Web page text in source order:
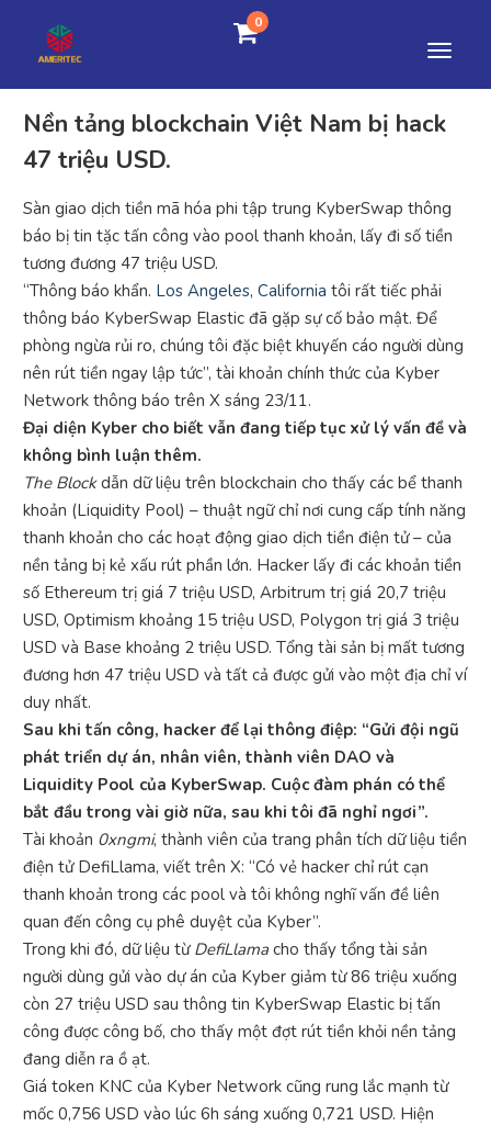
0
Nền tảng blockchain Việt Nam bị hack
47 triệu USD.
Sàn giao dịch tiền mã hóa phi tập trung KyberSwap thông
báo bị tin tặc tấn công vào pool thanh khoản, lấy đi số tiền
tương đương 47 triệu USD.
“Thông báo khẩn. Los Angeles, California tôi rất tiếc phải
thông báo KyberSwap Elastic đã gặp sự cố bảo mật. Để
phòng ngừa rủi ro, chúng tôi đặc biệt khuyến cáo người dùng
nên rút tiền ngay lập tức”, tài khoản chính thức của Kyber
Network thông báo trên X sáng 23/11.
Đại diện Kyber cho biết vẫn đang tiếp tục xử lý vấn đề và
không bình luận thêm.
The Blockdẫn dữ liệu trên blockchain cho thấy các bể thanh
khoản (Liquidity Pool) – thuật ngữ chỉ nơi cung cấp tính năng
thanh khoản cho các hoạt động giao dịch tiền điện tử – của
nền tảng bị kẻ xấu rút phần lớn. Hacker lấy đi các khoản tiền
số Ethereum trị giá 7 triệu USD, Arbitrum trị giá 20,7 triệu
USD, Optimism khoảng 15 triệu USD, Polygon trị giá 3 triệu
USD và Base khoảng 2 triệu USD. Tổng tài sản bị mất tương
đương hơn 47 triệu USD và tất cả được gửi vào một địa chỉ ví
duy nhất.
Sau khi tấn công, hacker để lại thông điệp: “Gửi đội ngũ
phát triển dự án, nhân viên, thành viên DAO và
Liquidity Pool của KyberSwap. Cuộc đàm phán có thể
bắt đầu trong vài giờ nữa, sau khi tôi đã nghỉ ngơi”.
Tài khoản 0xngmi, thành viên của trang phân tích dữ liệu tiền
điện tử DefiLlama, viết trên X: “Có vẻ hacker chỉ rút cạn
thanh khoản trong các pool và tôi không nghĩ vấn đề liên
quan đến công cụ phê duyệt của Kyber”.
Trong khi đó, dữ liệu từ DefiLlama cho thấy tổng tài sản
người dùng gửi vào dự án của Kyber giảm từ 86 triệu xuống
còn 27 triệu USD sau thông tin KyberSwap Elastic bị tấn
công được công bố, cho thấy một đợt rút tiền khỏi nền tảng
đang diễn ra ồ ạt.
Giá token KNC của Kyber Network cũng rung lắc mạnh từ
mốc 0,756 USD vào lúc 6h sáng xuống 0,721 USD. Hiện